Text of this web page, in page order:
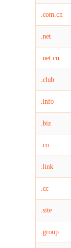
.com.cn
.net
.net.cn
.club
.info
.biz
.co
.link
.cc
.site
.group